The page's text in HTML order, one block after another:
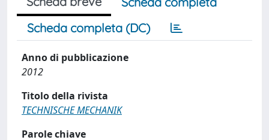
Scheda completa (DC)
Anno di pubblicazione
2012
Titolo della rivista
TECHNISCHE MECHANIK
Parole chiave